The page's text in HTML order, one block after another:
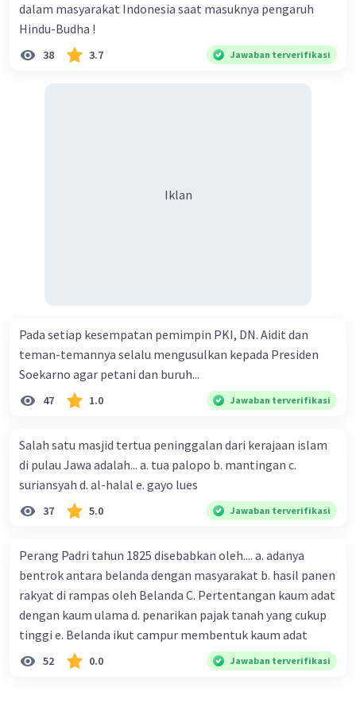
dalam masyarakat Indonesia saat masuknya pengaruh
Hindu-Budha !
38 3.7 Jawaban terverifikasi
Iklan
Pada setiap kesempatan pemimpin PKI, DN. Aidit dan
teman-temannya selalu mengusulkan kepada Presiden
Soekarno agar petani dan buruh...
47 1.0 Jawaban terverifikasi
Salah satu masjid tertua peninggalan dari kerajaan islam
di pulau Jawa adalah... a. tua palopo b. mantingan c.
suriansyah d. al-halal e. gayo lues
37 5.0 Jawaban terverifikasi
Perang Padri tahun 1825 disebabkan oleh.... a. adanya
bentrok antara belanda dengan masyarakat b. hasil panen
rakyat di rampas oleh Belanda C. Pertentangan kaum adat
dengan kaum ulama d. penarikan pajak tanah yang cukup
tinggi e. Belanda ikut campur membentuk kaum adat
52 0.0 Jawaban terverifikasi